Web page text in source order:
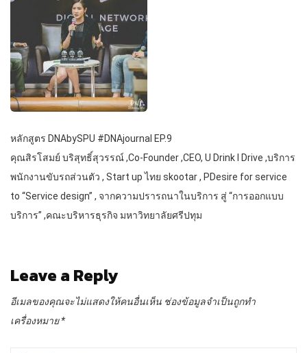
หลักสูตร DNAbySPU #DNAjournal EP.9
คุณสิรโสมย์ บริสุทธิ์สุวรรณ์ ,Co-Founder ,CEO, U Drink I Drive ,บริการ
พนักงานขับรถส่วนตัว , Start up ไทย skootar , PDesire for service
to “Service design” , จากความปรารถนาในบริการ สู่ “การออกแบบ
บริการ” ,คณะบริหารธุรกิจ มหาวิทยาลัยศรีปทุม
Leave a Reply
อีเมลของคุณจะไม่แสดงให้คนอื่นเห็น ช่องข้อมูลจำเป็นถูกทำ
เครื่องหมาย*